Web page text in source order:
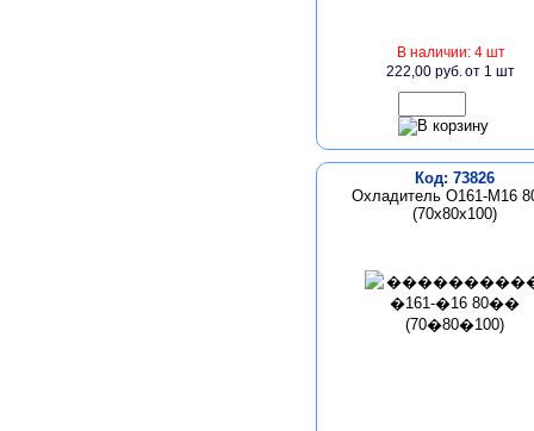
В наличии: 4 шт
222,00 руб.от 1 шт
Код: 73826
Охладитель О161-М16
(70х80х100)